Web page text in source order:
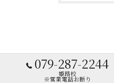
079-287-2244
姫路校
※営業電話お断り